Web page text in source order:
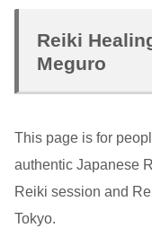
Reiki
Meguro
This page is for
authentic Japanese
Reiki session and
Tokyo.